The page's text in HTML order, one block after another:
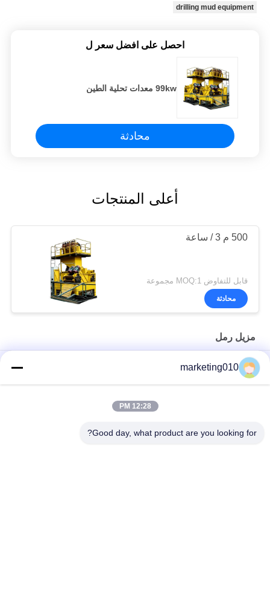
drilling mud equipment
احصل على افضل سعر ل
99kw معدات تحلية الطين
محادثة
أعلى المنتجات
500 م 3 / ساعة
قابل للتفاوض MOQ:1 مجموعة
محادثة
مزيل رمل
المستخدم لتصفية الطين في حفرة الدوران
marketing010
12:28 PM
Good day, what product are you looking for?